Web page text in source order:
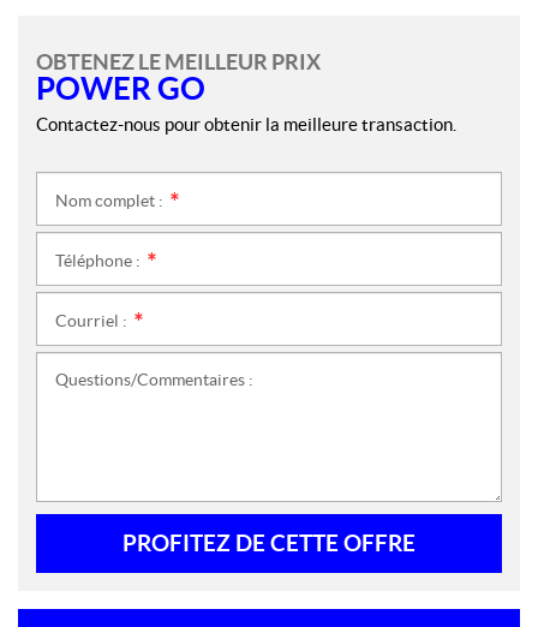
OBTENEZ LE MEILLEUR PRIX
POWER GO
Contactez-nous pour obtenir la meilleure transaction.
Nom complet :
Téléphone :
Courriel :
Questions/Commentaires :
PROFITEZ DE CETTE OFFRE